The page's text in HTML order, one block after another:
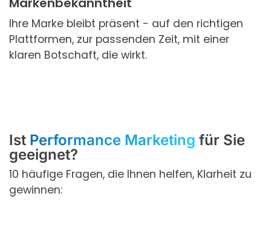
Ihre Marke bleibt präsent - auf den richtigen
Plattformen, zur passenden Zeit, mit einer
klaren Botschaft, die wirkt.
Ist Performance Marketing für Sie
geeignet?
10 häufige Fragen, die Ihnen helfen, Klarheit zu
gewinnen: